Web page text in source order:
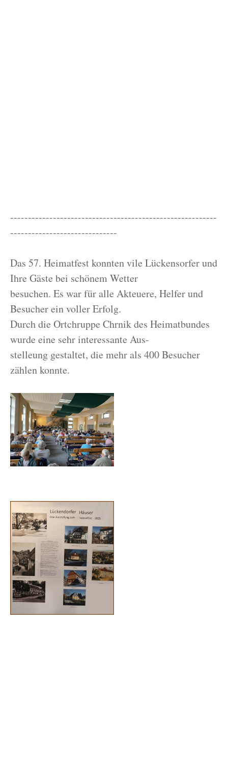
----------------------------------------------------------
------------------------------
Das 57. Heimatfest konnten vile Lückensorfer und
Ihre Gäste bei schönem Wetter
besuchen. Es war für alle Akteuere, Helfer und
Besucher ein voller Erfolg.
Durch die Ortchruppe Chrnik des Heimatbundes
wurde eine sehr interessante Aus-
stelleung gestaltet, die mehr als 400 Besucher
zählen konnte.